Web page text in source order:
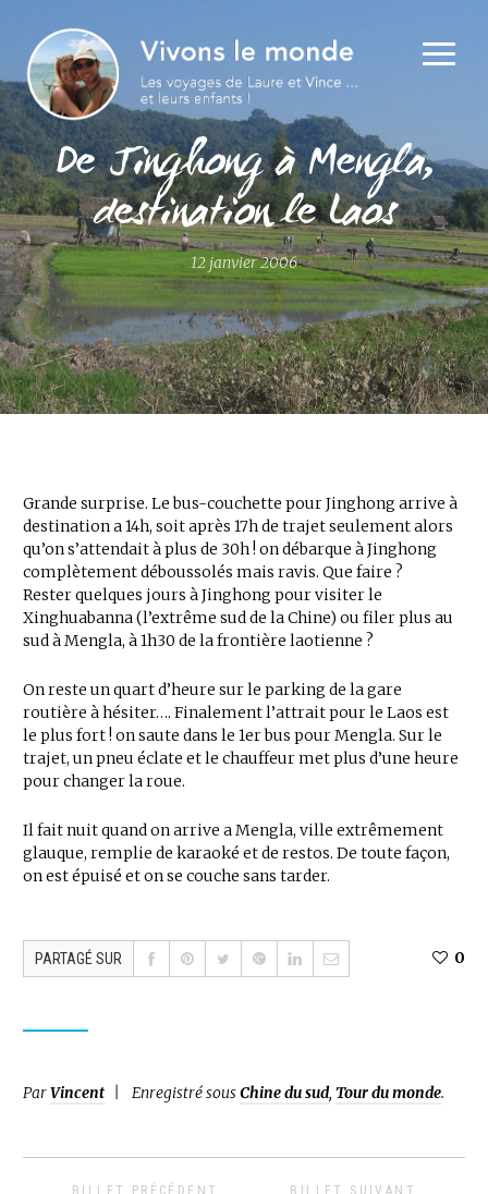
De Jinghong à Mengla,
destination le Laos
12 janvier 2006
Grande surprise. Le bus-couchette pour Jinghong arrive à
destination a 14h, soit après 17h de trajet seulement alors
qu’on s’attendait à plus de 30h ! on débarque à Jinghong
complètement déboussolés mais ravis. Que faire ?
Rester quelques jours à Jinghong pour visiter le
Xinghuabanna (l’extrême sud de la Chine) ou filer plus au
sud à Mengla, à 1h30 de la frontière laotienne ?
On reste un quart d’heure sur le parking de la gare
routière à hésiter…. Finalement l’attrait pour le Laos est
le plus fort ! on saute dans le 1er bus pour Mengla. Sur le
trajet, un pneu éclate et le chauffeur met plus d’une heure
pour changer la roue.
Il fait nuit quand on arrive a Mengla, ville extrêmement
glauque, remplie de karaoké et de restos. De toute façon,
on est épuisé et on se couche sans tarder.
PARTAGÉ SUR 0
ParVincent Enregistré sousChine du sud, Tour du monde.
BILLET PRÉCÉDENT BILLET SUIVANT